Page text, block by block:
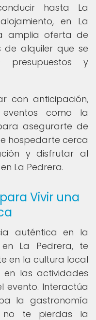
hasta La
en La
amplia oferta de
de alquiler que se
y
con anticipación,
eventos como la
asegurarte de
hospedarte cerca
y disfrutar al
La Pedrera.
Vivir una
auténtica en la
La Pedrera, te
en la cultura local
las actividades
evento. Interactúa
la gastronomía
te pierdas la